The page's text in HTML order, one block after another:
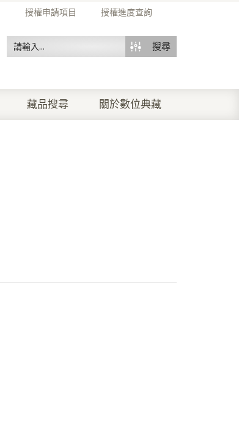
授權申請項目 授權進度查詢
搜尋
藏品搜尋 關於數位典藏